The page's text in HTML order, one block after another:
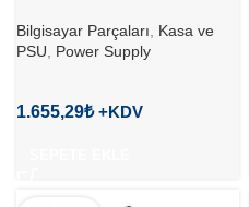
Bilgisayar Parçaları
Kasa ve
PSU
Power Supply
1.655,29₺